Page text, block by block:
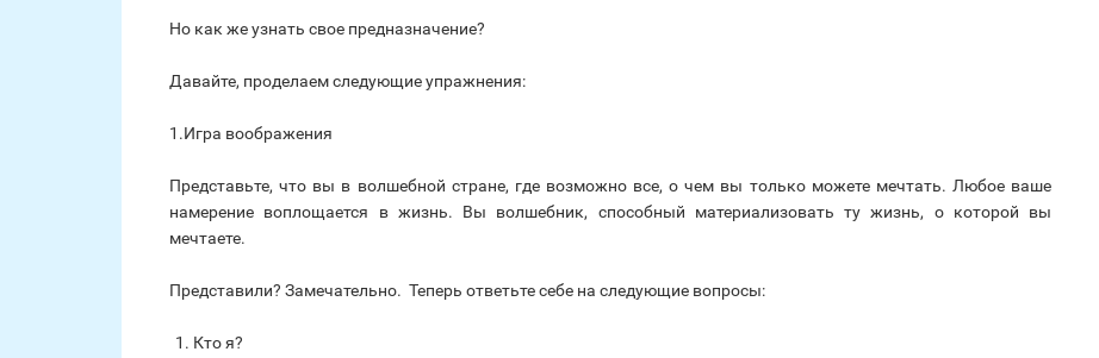
Но как же узнать свое предназначение?
Давайте, проделаем следующие упражнения:
1.Игра воображения
Представьте, что вы в волшебной стране, где возможно все, о чем вы только можете мечтать. Любое ваше
намерение воплощается в жизнь. Вы волшебник, способный материализовать ту жизнь, о которой вы
мечтаете.
Представили? Замечательно. Теперь ответьте себе на следующие вопросы:
Кто я?